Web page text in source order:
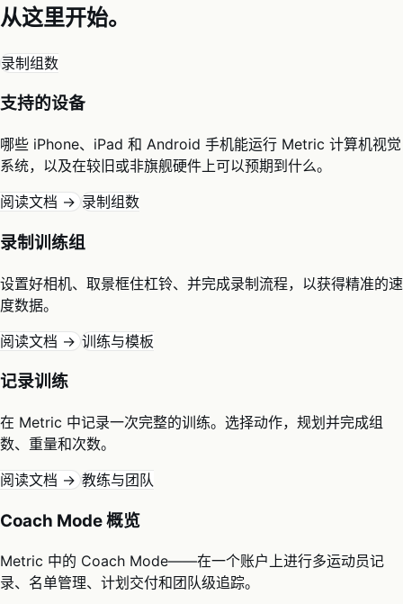
从这里开始。
录制组数
支持的设备
哪些 iPhone、iPad 和 Android 手机能运行 Metric 计算机视觉
系统，以及在较旧或非旗舰硬件上可以预期到什么。
阅读文档 → 录制组数
录制训练组
设置好相机、取景框住杠铃、并完成录制流程，以获得精准的速
度数据。
阅读文档 → 训练与模板
记录训练
在 Metric 中记录一次完整的训练。选择动作，规划并完成组
数、重量和次数。
阅读文档 → 教练与团队
Coach Mode 概览
Metric 中的 Coach Mode——在一个账户上进行多运动员记
录、名单管理、计划交付和团队级追踪。